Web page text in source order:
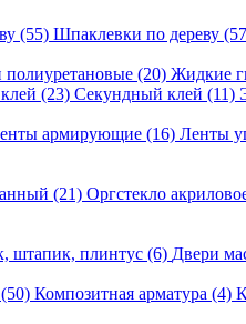
(55) Шпаклевки по дереву
полиуретановые (20) Жидкие
(23) Секундный клей (11)
армирующие (16) Ленты
(21) Оргстекло
штапик, плинтус (6) Двери
(50) Композитная арматура (4)